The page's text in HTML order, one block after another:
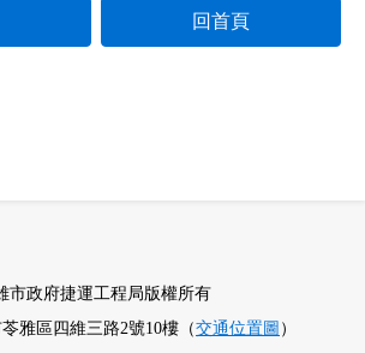
回首頁
市政府捷運工程局版權所有
雅區四維三路2號10樓（交通位置圖 ）